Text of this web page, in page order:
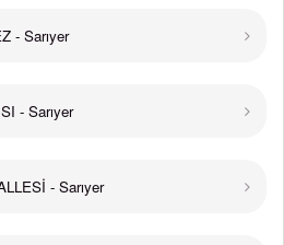
- Sarıyer
- Sarıyer
- Sarıyer